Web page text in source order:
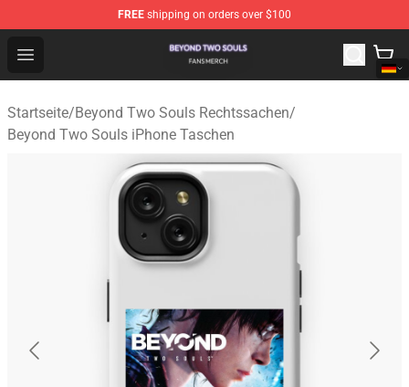
FREE shipping on orders over $100
Open menu
Beyond Two Souls Shop - Official Beyond Two Souls
Startseite/Beyond Two Souls Rechtssachen/
Beyond Two Souls iPhone Taschen